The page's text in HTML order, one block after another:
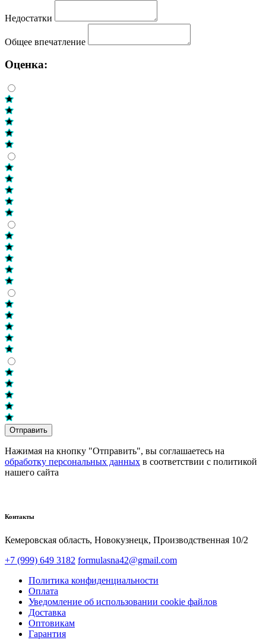
Недостатки
Общее впечатление
Оценка:
Отправить
Нажимая на кнопку "Отправить", вы соглашаетесь на
обработку персональных данных в соответствии с политикой
нашего сайта
Контакты
Кемеровская область, Новокузнецк,​ Производственная 10/2
+7 (999) 649 3182 formulasna42@gmail.com
Политика конфиденциальности
Оплата
Уведомление об использовании cookie файлов
Доставка
Оптовикам
Гарантия